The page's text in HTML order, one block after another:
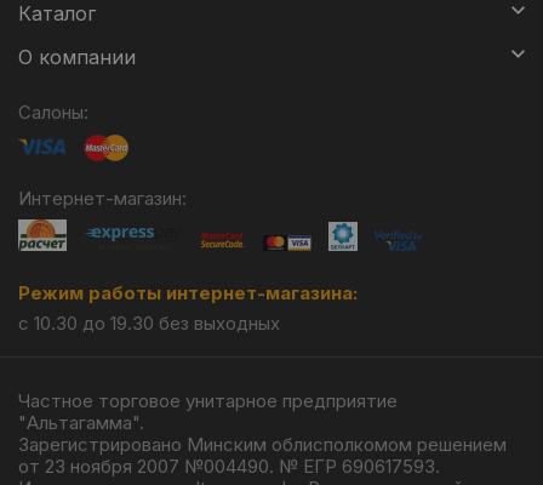
Каталог
О компании
Салоны:
Интернет-магазин:
Режим работы интернет-магазина:
с 10.30 до 19.30 без выходных
Частное торговое унитарное предприятие
"Альтагамма".
Зарегистрировано Минским облисполкомом решением
от 23 ноября 2007 №004490. № ЕГР 690617593.